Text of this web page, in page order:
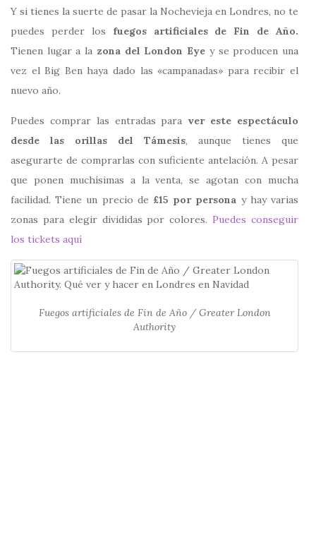
Y si tienes la suerte de pasar la Nochevieja en Londres, no te
puedes perder los fuegos artificiales de Fin de Año.
Tienen lugar a la zona del London Eye y se producen una
vez el Big Ben haya dado las «campanadas» para recibir el
nuevo año.
Puedes comprar las entradas para ver este espectáculo
desde las orillas del Támesis, aunque tienes que
asegurarte de comprarlas con suficiente antelación. A pesar
que ponen muchísimas a la venta, se agotan con mucha
facilidad. Tiene un precio de £15 por persona y hay varias
zonas para elegir divididas por colores.Puedes conseguir
los tickets aquí
Fuegos artificiales de Fin de Año / Greater London
Authority